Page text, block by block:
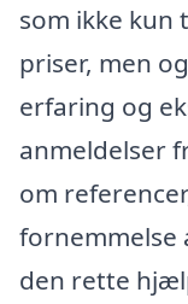
som ikke
priser, men
erfaring og
anmeldelser
om
fornemmelse
den rette